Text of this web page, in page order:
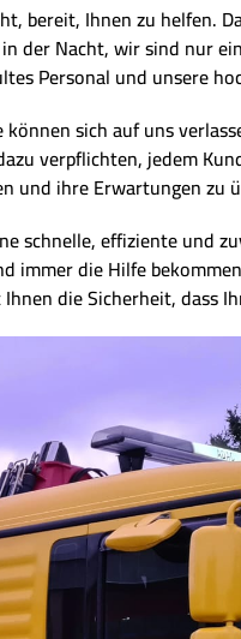
bereit, Ihnen zu helfen.
der Nacht, wir sind nur
Personal und unsere
sich auf uns
verpflichten, jedem
und ihre Erwartungen zu
schnelle, effiziente und
die Hilfe
die Sicherheit, dass